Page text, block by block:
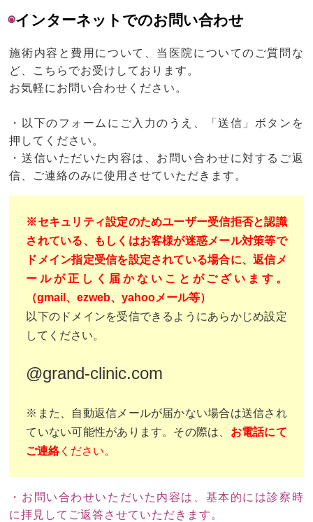
◉インターネットでのお問い合わせ
施術内容と費用について、当医院についてのご質問な
ど、こちらでお受けしております。
お気軽にお問い合わせください。
・以下のフォームにご入力のうえ、「送信」ボタンを
押してください。
・送信いただいた内容は、お問い合わせに対するご返
信、ご連絡のみに使用させていただきます。
※セキュリティ設定のためユーザー受信拒否と認識
されている、もしくはお客様が迷惑メール対策等で
ドメイン指定受信を設定されている場合に、返信メ
ールが正しく届かないことがございます。
（gmail、ezweb、yahooメール等）
以下のドメインを受信できるようにあらかじめ設定
してください。
@grand-clinic.com
※また、自動返信メールが届かない場合は送信され
ていない可能性があります。その際は、 お電話にて
ご連絡ください。
・お問い合わせいただいた内容は、基本的には診察時
に拝見してご返答させていただきます。